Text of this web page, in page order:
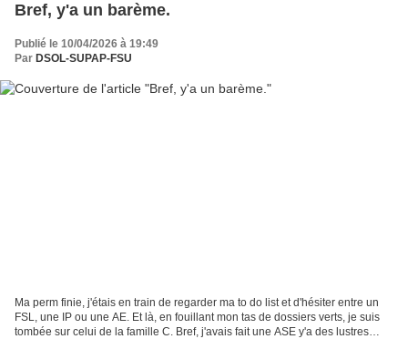
Bref, y'a un barème.
Publié le 10/04/2026 à 19:49
Par DSOL-SUPAP-FSU
Ma perm finie, j'étais en train de regarder ma to do list et d'hésiter entre un
FSL, une IP ou une AE. Et là, en fouillant mon tas de dossiers verts, je suis
tombée sur celui de la famille C. Bref, j'avais fait une ASE y'a des lustres